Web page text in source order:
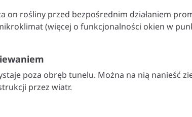
on rośliny przed bezpośrednim działaniem
(więcej o funkcjonalności okien w
poza obręb tunelu. Można na nią nanieść
przez wiatr.